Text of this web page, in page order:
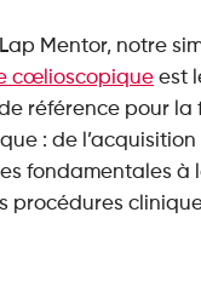
Mentor, notre
cœlioscopique est
référence pour la
: de l’acquisition
fondamentales à
procédures